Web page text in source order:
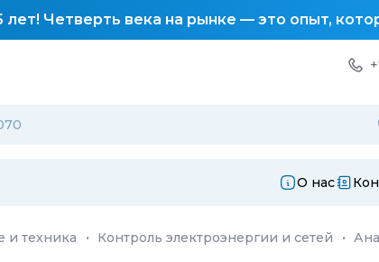
лет! Четверть века на рынке — это опыт,
О нас
и техника · Контроль электроэнергии и сетей ·